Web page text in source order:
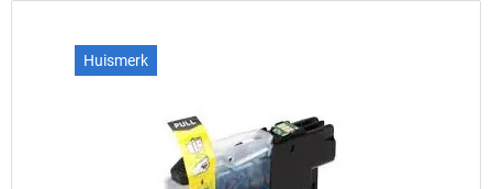
Huismerk